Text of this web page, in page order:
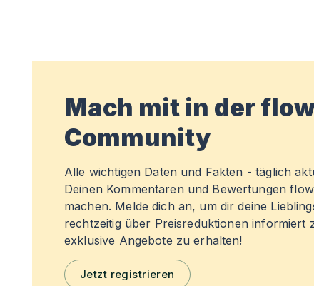
Mach mit in der
Community
Alle wichtigen Daten und Fakten - täglich
Deinen Kommentaren und Bewertungen
machen. Melde dich an, um dir deine
rechtzeitig über Preisreduktionen informiert
exklusive Angebote zu erhalten!
Jetzt registrieren